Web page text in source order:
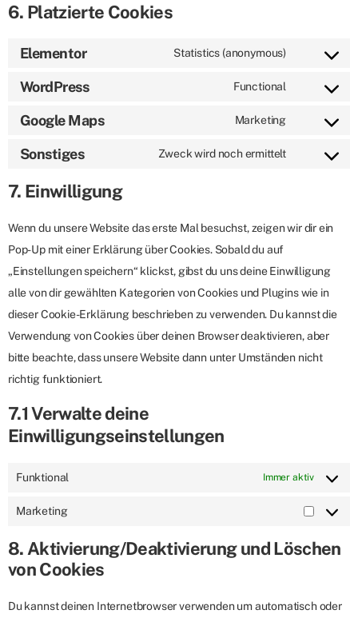
6. Platzierte Cookies
Elementor Statistics (anonymous)
WordPress Functional
Google Maps Marketing
Sonstiges Zweck wird noch ermittelt
7. Einwilligung
Wenn du unsere Website das erste Mal besuchst, zeigen wir dir ein
Pop-Up mit einer Erklärung über Cookies. Sobald du auf
„Einstellungen speichern“ klickst, gibst du uns deine Einwilligung
alle von dir gewählten Kategorien von Cookies und Plugins wie in
dieser Cookie-Erklärung beschrieben zu verwenden. Du kannst die
Verwendung von Cookies über deinen Browser deaktivieren, aber
bitte beachte, dass unsere Website dann unter Umständen nicht
richtig funktioniert.
7.1 Verwalte deine
Einwilligungseinstellungen
Funktional Immer aktiv
Marketing
8. Aktivierung/Deaktivierung und Löschen
von Cookies
Du kannst deinen Internetbrowser verwenden um automatisch oder